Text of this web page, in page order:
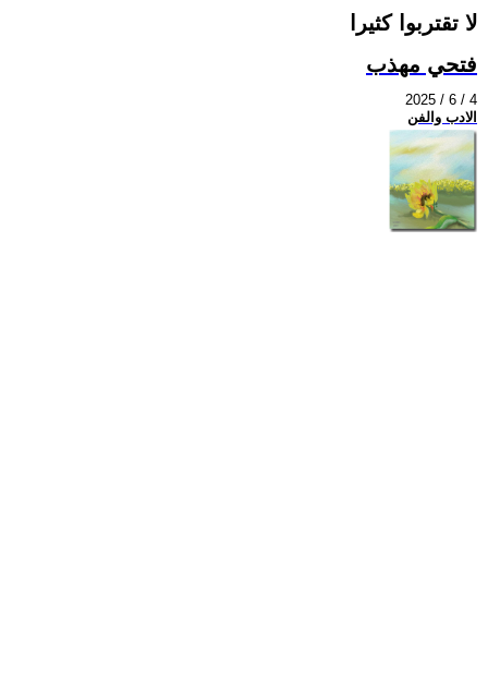
لا تقتربوا كثيرا
فتحي مهذب
2025 / 6 / 4
الادب والفن